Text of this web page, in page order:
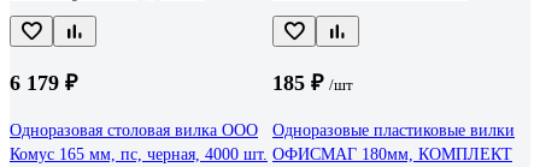
6 179 ₽
Одноразовая столовая вилка ООО
Комус 165 мм, пс, черная, 4000 шт.
185 ₽ /шт
Одноразовые пластиковые вилки
ОФИСМАГ 180мм, КОМПЛЕКТ